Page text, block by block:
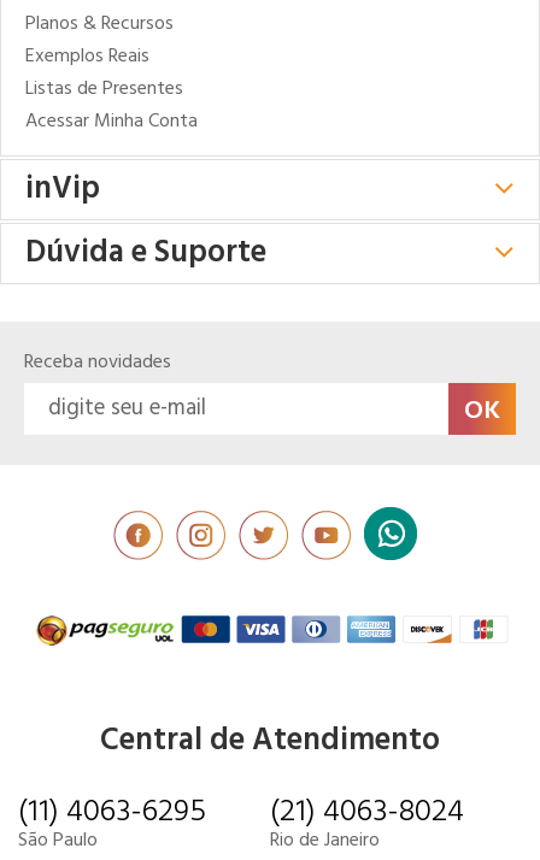
Planos & Recursos
Exemplos Reais
Listas de Presentes
Acessar Minha Conta
inVip
Dúvida e Suporte
Receba novidades
Central de Atendimento
(11) 4063-6295
São Paulo
(21) 4063-8024
Rio de Janeiro